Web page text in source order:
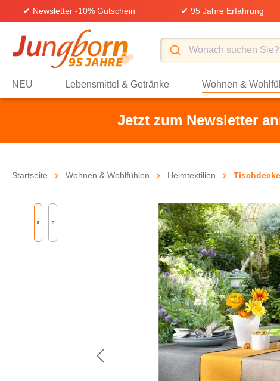
Zur Hauptnavigation springen
✔ Newsletter -10% Gutschein ✔ 95 Jahre Erfahrung
NEU Lebensmittel & Getränke Wohnen &
Jetzt zum Newsletter
Startseite Wohnen & Wohlfühlen Heimtextilien
Bildergalerie überspringen